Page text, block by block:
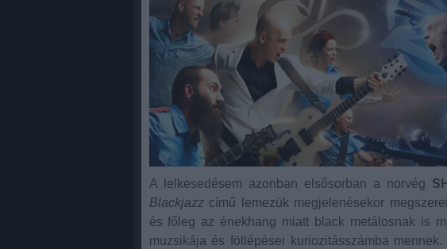
A lelkesedésem azonban elsősorban a norvég
Blackjazzcímű lemezük megjelenésekor
és főleg az énekhang miatt black metálosnak is
muzsikája és föllépései kuriozitásszámba